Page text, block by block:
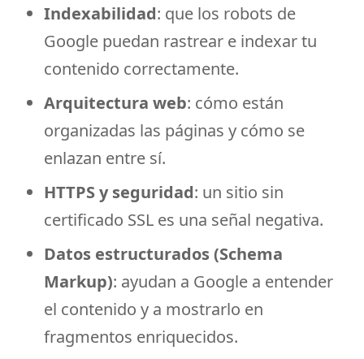
Indexabilidad: que los robots de
Google puedan rastrear e indexar tu
contenido correctamente.
Arquitectura web: cómo están
organizadas las páginas y cómo se
enlazan entre sí.
HTTPS y seguridad: un sitio sin
certificado SSL es una señal negativa.
Datos estructurados (Schema
Markup): ayudan a Google a entender
el contenido y a mostrarlo en
fragmentos enriquecidos.